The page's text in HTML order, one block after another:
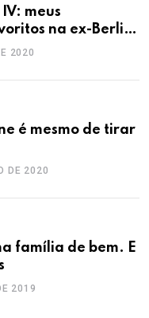
meus
na ex-Berlim
2020
é mesmo de tirar
DE 2020
família de bem. E
2019